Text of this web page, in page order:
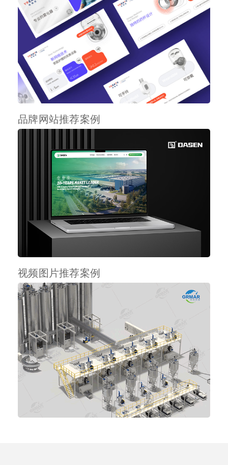
品牌网站推荐案例
视频图片推荐案例